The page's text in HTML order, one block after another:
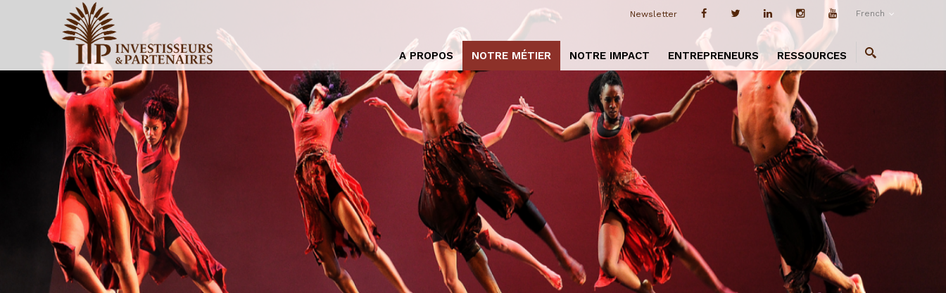
French
Newsletter
A PROPOS NOTRE MÉTIER NOTRE IMPACT ENTREPRENEURS RESSOURCES